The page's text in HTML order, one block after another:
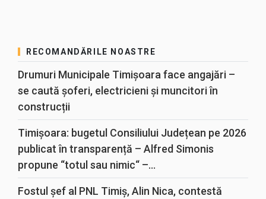
RECOMANDĂRILE NOASTRE
Drumuri Municipale Timișoara face angajări –
se caută șoferi, electricieni și muncitori în
construcții
Timișoara: bugetul Consiliului Județean pe 2026
publicat în transparență – Alfred Simonis
propune “totul sau nimic“ –...
Fostul șef al PNL Timiș, Alin Nica, contestă